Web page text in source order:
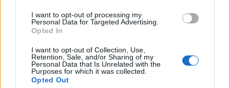
I want to opt-out of processing my
Personal Data for Targeted Advertising.
Opted In
I want to opt-out of Collection, Use,
Retention, Sale, and/or Sharing of my
Personal Data that Is Unrelated with the
Purposes for which it was collected.
Opted Out
Per approfondire:
poliziotti
Trans “picchiato” a Milano, parla un poliziotto:
ecco (tutta) la verità